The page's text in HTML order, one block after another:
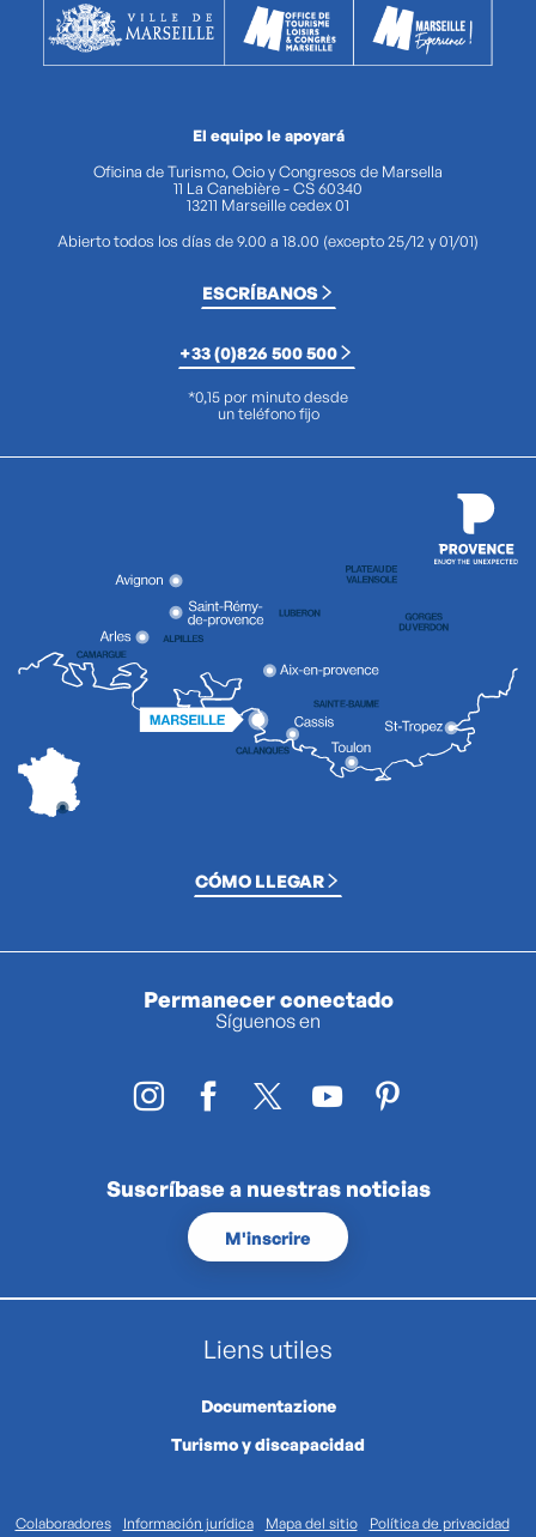
El equipo le apoyará
Oficina de Turismo, Ocio y Congresos de Marsella
11 La Canebière - CS 60340
13211 Marseille cedex 01
Abierto todos los días de 9.00 a 18.00 (excepto 25/12 y 01/01)
ESCRÍBANOS
+33 (0)826 500 500
*0,15 por minuto desde
un teléfono fijo
CÓMO LLEGAR
Permanecer conectado
Síguenos en
Suscríbase a nuestras noticias
M'inscrire
Liens utiles
Documentazione
Turismo y discapacidad
Colaboradores Información jurídica Mapa del sitio
Política de privacidad